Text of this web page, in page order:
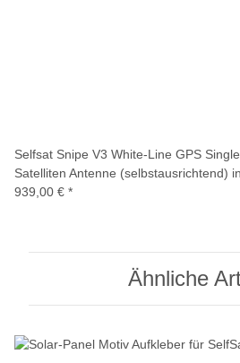
Selfsat Snipe V3 White-Line GPS
Satelliten Antenne (selbstausrichtend)
939,00 € *
Ähnliche